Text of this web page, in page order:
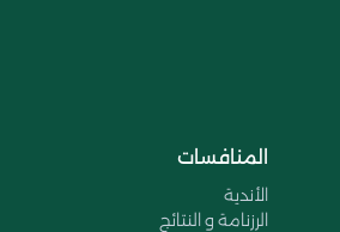
المنافسات
الأندية
الرزنامة و النتائج